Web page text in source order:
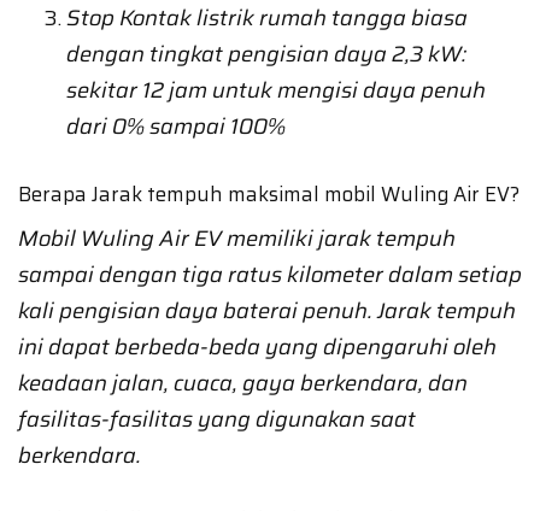
Stop Kontak listrik rumah tangga biasa
dengan tingkat pengisian daya 2,3 kW:
sekitar 12 jam untuk mengisi daya penuh
dari 0% sampai 100%
Berapa Jarak tempuh maksimal mobil Wuling Air EV?
Mobil Wuling Air EV memiliki jarak tempuh
sampai dengan tiga ratus kilometer dalam setiap
kali pengisian daya baterai penuh. Jarak tempuh
ini dapat berbeda-beda yang dipengaruhi oleh
keadaan jalan, cuaca, gaya berkendara, dan
fasilitas-fasilitas yang digunakan saat
berkendara.